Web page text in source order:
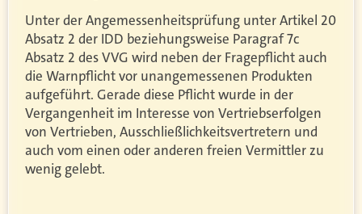
Unter der Angemessenheitsprüfung unter Artikel 20
Absatz 2 der IDD beziehungsweise Paragraf 7c
Absatz 2 des VVG wird neben der Fragepflicht auch
die Warnpflicht vor unangemessenen Produkten
aufgeführt. Gerade diese Pflicht wurde in der
Vergangenheit im Interesse von Vertriebserfolgen
von Vertrieben, Ausschließlichkeitsvertretern und
auch vom einen oder anderen freien Vermittler zu
wenig gelebt.